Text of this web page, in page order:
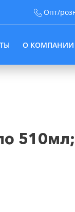
Опт/
О КОМПАНИИ